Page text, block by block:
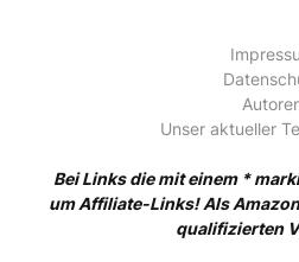
Unser aktueller
Bei Links die mit einem *
um Affiliate-Links! Als
qualifizierten